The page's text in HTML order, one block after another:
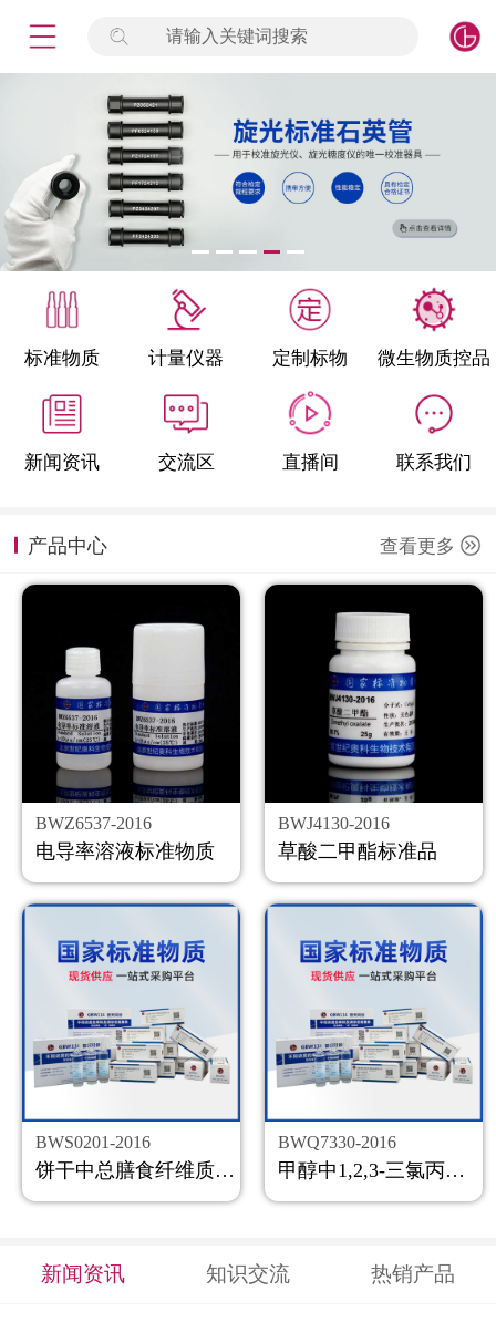
请输入关键词搜索
标准物质 计量仪器 定制标物 微生物质控品
新闻资讯 交流区 直播间 联系我们
产品中心 查看更多
BWZ6537-2016
电导率溶液标准物质
BWJ4130-2016
草酸二甲酯标准品
BWS0201-2016
饼干中总膳食纤维质控样品
BWQ7330-2016
甲醇中1,2,3-三氯丙烷溶液标准物质
新闻资讯 知识交流 热销产品
签到
标准物质
产品专项
微生物检测/质控品
定制标物
定制仪器
新闻资讯
公司主页
购物车
会员中心
联系我们
返回主页